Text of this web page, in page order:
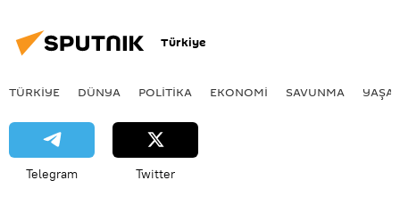
Türkiye
TÜRKIYE DÜNYA POLİTİKA EKONOMİ SAVUNMA
Telegram Twitter